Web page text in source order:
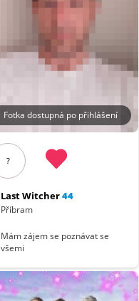
Fotka dostupná po přihlášení
?
Last Witcher44
Příbram
Mám zájem se poznávat se
všemi